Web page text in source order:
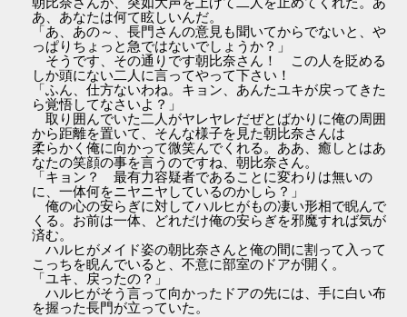
あ、あなたは何て眩しいんだ。
「あ、あの～、長門さんの意見も聞いてからでないと、や
っぱりちょっと急ではないでしょうか？」
そうです、その通りです朝比奈さん！ この人を貶める
しか頭にない二人に言ってやって下さい！
「ふん、仕方ないわね。キョン、あんたユキが戻ってきた
ら覚悟してなさいよ？」
取り囲んでいた二人がヤレヤレだぜとばかりに俺の周囲
から距離を置いて、そんな様子を見た朝比奈さんは
柔らかく俺に向かって微笑んでくれる。ああ、癒しとはあ
なたの笑顔の事を言うのですね、朝比奈さん。
「キョン？ 最有力容疑者であることに変わりは無いの
に、一体何をニヤニヤしているのかしら？」
俺の心の安らぎに対してハルヒがもの凄い形相で睨んで
くる。お前は一体、どれだけ俺の安らぎを邪魔すれば気が
済む。
ハルヒがメイド姿の朝比奈さんと俺の間に割って入って
こっちを睨んでいると、不意に部室のドアが開く。
「ユキ、戻ったの？」
ハルヒがそう言って向かったドアの先には、手に白い布
を握った長門が立っていた。